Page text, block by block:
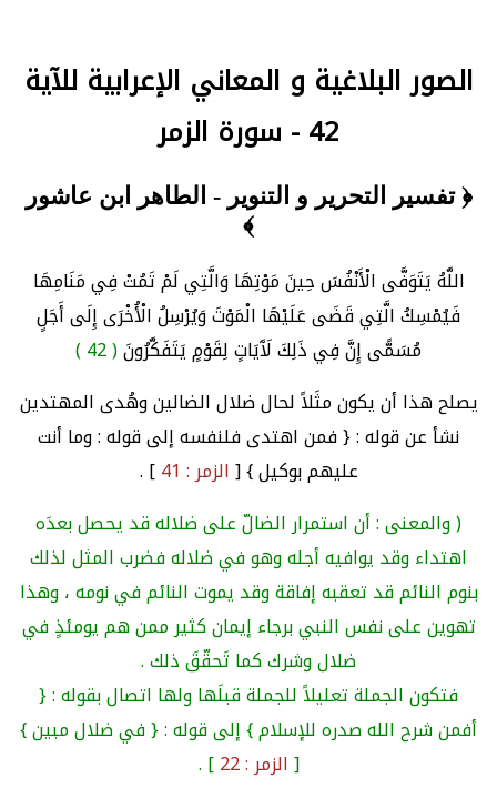
الصور البلاغية و المعاني الإعرابية للآية
42 - سورة الزمر
﴿ تفسير التحرير و التنوير - الطاهر ابن عاشور
﴾
اللَّهُ يَتَوَفَّى الْأَنْفُسَ حِينَ مَوْتِهَا وَالَّتِي لَمْ تَمُتْ فِي مَنَامِهَا
فَيُمْسِكُ الَّتِي قَضَى عَلَيْهَا الْمَوْتَ وَيُرْسِلُ الْأُخْرَى إِلَى أَجَلٍ
مُسَمًّى إِنَّ فِي ذَلِكَ لَآَيَاتٍ لِقَوْمٍ يَتَفَكَّرُونَ( 42 )
يصلح هذا أن يكون مثَلاً لحال ضلال الضالين وهُدى المهتدين
نشأ عن قوله : { فمن اهتدى فلنفسه إلى قوله : وما أنت
عليهم بوكيل } [الزمر : 41
] .
( والمعنى : أن استمرار الضالّ على ضلاله قد يحصل بعدَه
اهتداء وقد يوافيه أجله وهو في ضلاله فضرب المثل لذلك
بنوم النائم قد تعقبه إفاقة وقد يموت النائم في نومه ، وهذا
تهوين على نفس النبي برجاء إيمان كثير ممن هم يومئذٍ في
ضلال وشرك كما تَحقّقَ ذلك .
فتكون الجملة تعليلاً للجملة قبلَها ولها اتصال بقوله : {
أفمن شرح الله صدره للإسلام } إلى قوله : { في ضلال مبين }
[الزمر : 22
] .